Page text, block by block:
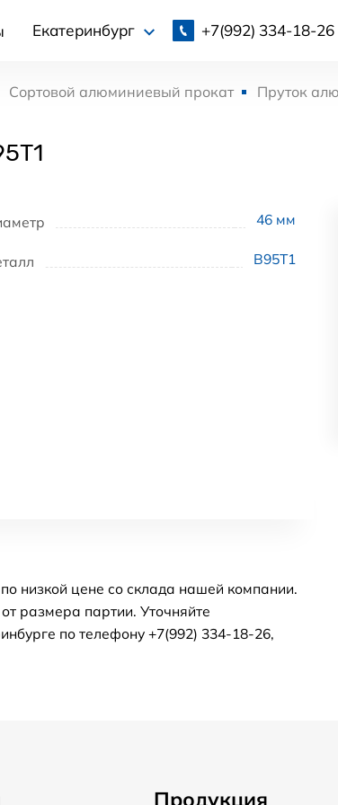
Екатеринбург +7(992) 334-18-26
Сортовой алюминиевый прокат
Пруток
46 мм
В95Т1
низкой цене со склада нашей компании.
размера партии. Уточняйте
по телефону +7(992) 334-18-26,
Продукция